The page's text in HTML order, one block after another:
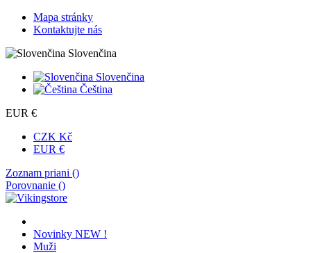
Mapa stránky
Kontaktujte nás
Slovenčina
Slovenčina
Čeština
EUR €
CZK Kč
EUR €
Zoznam priani ()
Porovnanie ()
Novinky NEW !
Muži